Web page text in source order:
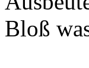
Bloß